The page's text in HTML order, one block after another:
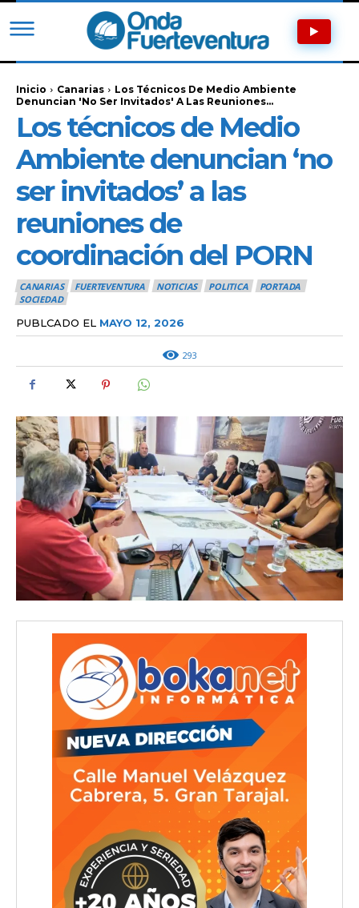
Inicio Canarias
Los Técnicos De Medio Ambiente
Denuncian 'no Ser Invitados' A Las Reuniones...
Los técnicos de Medio
Ambiente denuncian ‘no
ser invitados’ a las
reuniones de
coordinación del PORN
CANARIAS FUERTEVENTURA NOTICIAS POLITICA
PORTADA
SOCIEDAD
PUBLCADO EL MAYO 12, 2026
293